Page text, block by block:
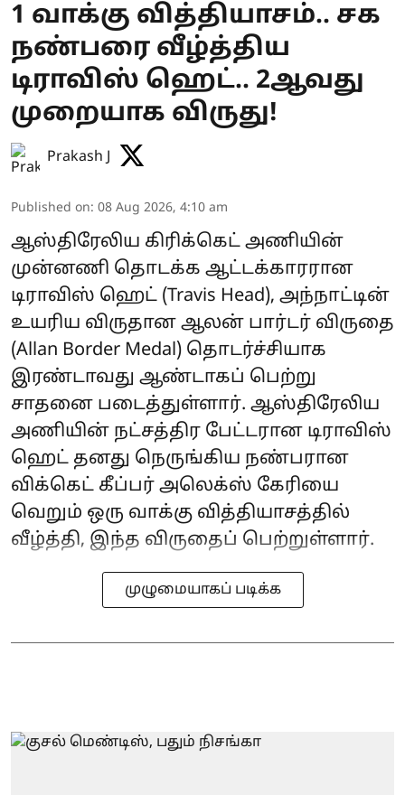
1 வாக்கு வித்தியாசம்.. சக
நண்பரை வீழ்த்திய
டிராவிஸ் ஹெட்.. 2ஆவது
முறையாக விருது!
Prakash J
Published on: 08 Aug 2026, 4:10 am
ஆஸ்திரேலிய கிரிக்கெட் அணியின்
முன்னணி தொடக்க ஆட்டக்காரரான
டிராவிஸ் ஹெட் (Travis Head), அந்நாட்டின்
உயரிய விருதான ஆலன் பார்டர் விருதை
(Allan Border Medal) தொடர்ச்சியாக
இரண்டாவது ஆண்டாகப் பெற்று
சாதனை படைத்துள்ளார். ஆஸ்திரேலிய
அணியின் நட்சத்திர பேட்டரான டிராவிஸ்
ஹெட் தனது நெருங்கிய நண்பரான
விக்கெட் கீப்பர் அலெக்ஸ் கேரியை
வெறும் ஒரு வாக்கு வித்தியாசத்தில்
வீழ்த்தி, இந்த விருதைப் பெற்றுள்ளார்.
முழுமையாகப் படிக்க